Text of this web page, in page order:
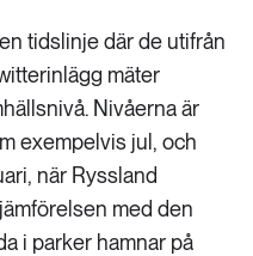
tidslinje där de utifrån
mäter
Nivåerna är
exempelvis jul, och
när Ryssland
med den
i parker hamnar på